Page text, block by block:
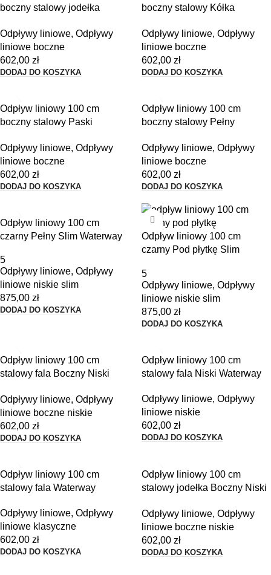
boczny stalowy jodełka
Odpływy liniowe, Odpływy
liniowe boczne
602,00 zł
DODAJ DO KOSZYKA
boczny stalowy Kółka
Odpływy liniowe, Odpływy
liniowe boczne
602,00 zł
DODAJ DO KOSZYKA
Odpływ liniowy 100 cm
boczny stalowy Paski
Odpływy liniowe, Odpływy
liniowe boczne
602,00 zł
DODAJ DO KOSZYKA
Odpływ liniowy 100 cm
boczny stalowy Pełny
Odpływy liniowe, Odpływy
liniowe boczne
602,00 zł
DODAJ DO KOSZYKA
Odpływ liniowy 100 cm
czarny Pełny Slim Waterway
5
Odpływy liniowe, Odpływy
liniowe niskie slim
875,00 zł
DODAJ DO KOSZYKA
Odpływ liniowy 100 cm
czarny Pod płytkę Slim
5
Odpływy liniowe, Odpływy
liniowe niskie slim
875,00 zł
DODAJ DO KOSZYKA
Odpływ liniowy 100 cm
stalowy fala Boczny Niski
Odpływy liniowe, Odpływy
liniowe boczne niskie
602,00 zł
DODAJ DO KOSZYKA
Odpływ liniowy 100 cm
stalowy fala Niski Waterway
Odpływy liniowe, Odpływy
liniowe niskie
602,00 zł
DODAJ DO KOSZYKA
Odpływ liniowy 100 cm
stalowy fala Waterway
Odpływy liniowe, Odpływy
liniowe klasyczne
602,00 zł
DODAJ DO KOSZYKA
Odpływ liniowy 100 cm
stalowy jodełka Boczny Niski
Odpływy liniowe, Odpływy
liniowe boczne niskie
602,00 zł
DODAJ DO KOSZYKA